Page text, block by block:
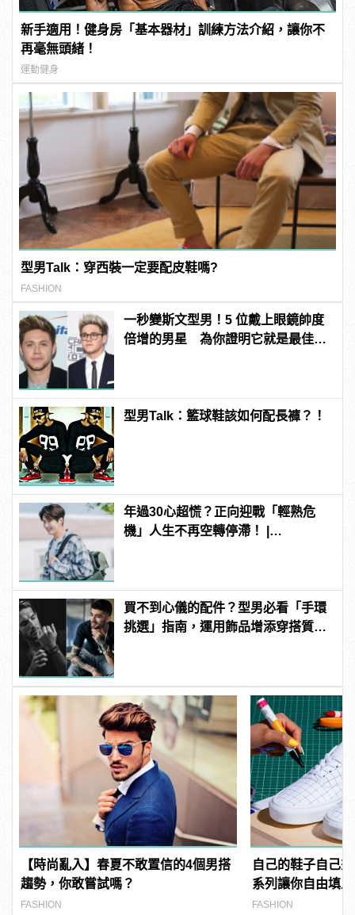
新手適用！健身房「基本器材」訓練方法介紹，讓你不
再毫無頭緒！
運動健身
型男Talk：穿西裝一定要配皮鞋嗎?
FASHION
一秒變斯文型男！5 位戴上眼鏡帥度
倍增的男星 為你證明它就是最佳時
型男Talk：籃球鞋該如何配長褲？！
年過30心超慌？正向迎戰「輕熟危
機」人生不再空轉停滯！ |
買不到心儀的配件？型男必看「手環
挑選」指南，運用飾品增添穿搭質
【時尚亂入】春夏不敢置信的4個男搭
趨勢，你敢嘗試嗎？
FASHION
自己的鞋子自己
系列讓你自由填
FASHION